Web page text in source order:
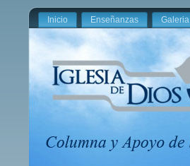
Inicio Enseñanzas Galeria